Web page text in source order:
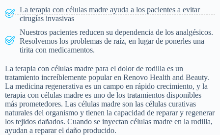
La terapia con células madre ayuda a los pacientes a evitar
cirugías invasivas
Nuestros pacientes reducen su dependencia de los analgésicos.
Resolvemos los problemas de raíz, en lugar de ponerles una
tirita con medicamentos.
La terapia con células madre para el dolor de rodilla es un
tratamiento increíblemente popular en Renovo Health and Beauty.
La medicina regenerativa es un campo en rápido crecimiento, y la
terapia con células madre es uno de los tratamientos disponibles
más prometedores. Las células madre son las células curativas
naturales del organismo y tienen la capacidad de reparar y regenerar
los tejidos dañados. Cuando se inyectan células madre en la rodilla,
ayudan a reparar el daño producido.